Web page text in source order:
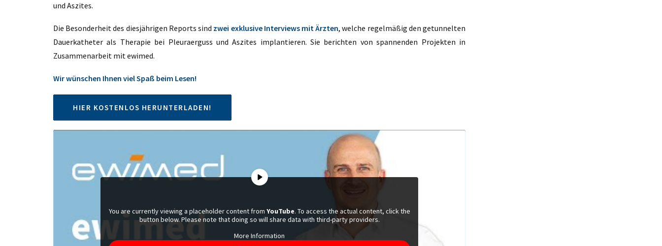
und Aszites.
Die Besonderheit des diesjährigen Reports sind zwei exklusive Interviews mit Ärzten, welche regelmäßig den getunnelten
Dauerkatheter als Therapie bei Pleuraerguss und Aszites implantieren. Sie berichten von spannenden Projekten in
Zusammenarbeit mit ewimed.
Wir wünschen Ihnen viel Spaß beim Lesen!
HIER KOSTENLOS HERUNTERLADEN!
You are currently viewing a placeholder content from YouTube. To access the actual content, click the
button below. Please note that doing so will share data with third-party providers.
More Information